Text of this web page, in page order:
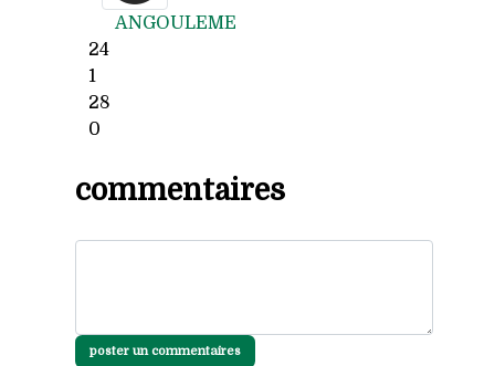
ANGOULEME
24
1
28
0
commentaires
poster un commentaires